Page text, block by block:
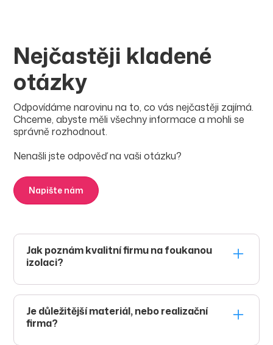
Nejčastěji kladené
otázky
Odpovídáme narovinu na to, co vás nejčastěji zajímá.
Chceme, abyste měli všechny informace a mohli se
správně rozhodnout.
Nenašli jste odpověď na vaši otázku?
Napište nám
Jak poznám kvalitní firmu na foukanou
izolaci?
Kvalitní firma má zkušenosti s realizacemi, doložitelné
reference a dokáže vysvětlit celý postup aplikace.
Důležité je také, zda pracuje s certifikovanými
materiály a poskytuje dokumentaci k provedení.
Je důležitější materiál, nebo realizační
firma?